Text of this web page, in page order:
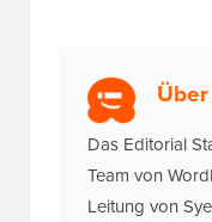
Das Editorial
Team von
Leitung von